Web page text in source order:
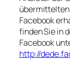
übermittelten
Facebook
finden Sie in
Facebook
http://